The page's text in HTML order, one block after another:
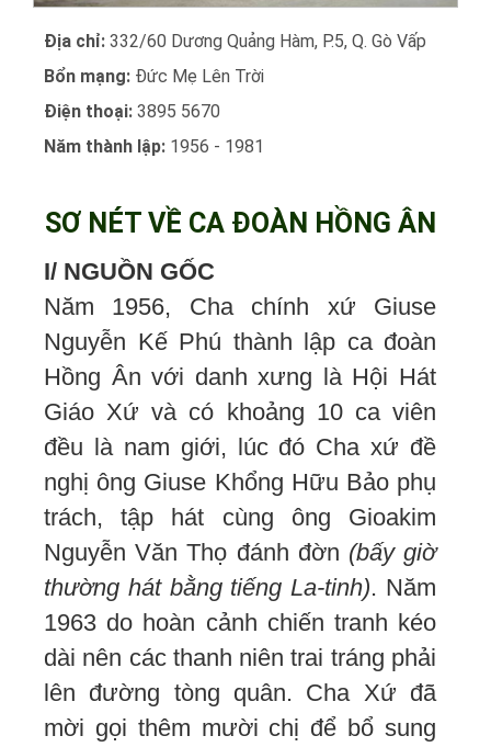
Địa chỉ: 332/60 Dương Quảng Hàm, P.5, Q. Gò Vấp
Bổn mạng: Đức Mẹ Lên Trời
Điện thoại: 3895 5670
Năm thành lập: 1956 - 1981
SƠ NÉT VỀ CA ĐOÀN HỒNG ÂN
I/ NGUỒN GỐC
Năm 1956, Cha chính xứ Giuse
Nguyễn Kế Phú thành lập ca đoàn
Hồng Ân với danh xưng là Hội Hát
Giáo Xứ và có khoảng 10 ca viên
đều là nam giới, lúc đó Cha xứ đề
nghị ông Giuse Khổng Hữu Bảo phụ
trách, tập hát cùng ông Gioakim
Nguyễn Văn Thọ đánh đờn (bấy giờ
thường hát bằng tiếng La-tinh). Năm
1963 do hoàn cảnh chiến tranh kéo
dài nên các thanh niên trai tráng phải
lên đường tòng quân. Cha Xứ đã
mời gọi thêm mười chị để bổ sung